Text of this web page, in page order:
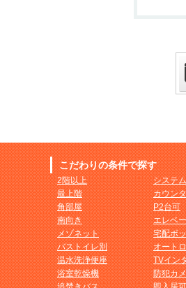
こだわりの条件で探す
2階以上
最上階
角部屋
南向き
メゾネット
バストイレ別
温水洗浄便座
浴室乾燥機
システ
カウン
P2台可
エレベ
宅配ボ
オート
TVイン
防犯カ